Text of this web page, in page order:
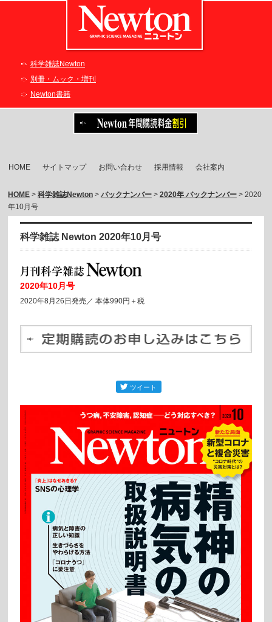
科学雑誌Newton
別冊・ムック・増刊
Newton書籍
HOME サイトマップ お問い合わせ 採用情報 会社案内
HOME> 科学雑誌Newton> バックナンバー> 2020年 バックナンバー> 2020
年10月号
科学雑誌 Newton 2020年10月号
2020年10月号
2020年8月26日発売／ 本体990円＋税